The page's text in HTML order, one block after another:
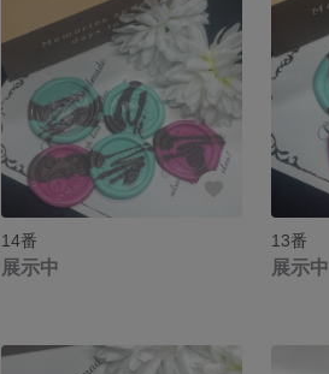
14番
展示中
13番
展示中